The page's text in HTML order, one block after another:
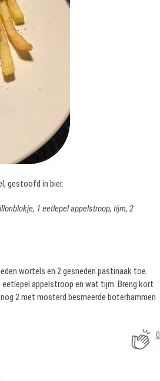
gestoofd in bier.
1 eetlepel appelstroop, tijm, 2
wortels en 2 gesneden pastinaak toe.
appelstroop en wat tijm. Breng kort
2 met mosterd besmeerde boterhammen
0